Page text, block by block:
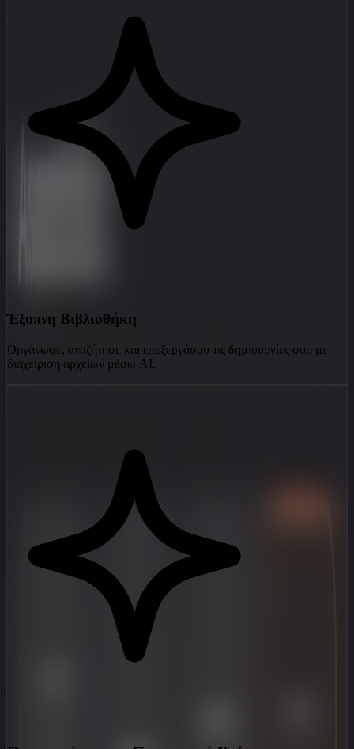
Έξυπνη Βιβλιοθήκη
Οργάνωσε, αναζήτησε και επεξεργάσου τις δημιουργίες σου με
διαχείριση αρχείων μέσω AI.